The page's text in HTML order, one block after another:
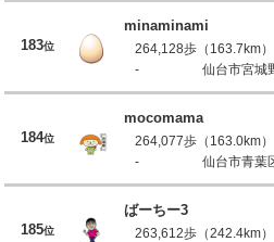
183位
minaminami
264,128歩（163.7km）
-
仙台市宮城
184位
mocomama
264,077歩（163.0km）
-
仙台市青葉
185位
ばーちー3
263,612歩（242.4km）